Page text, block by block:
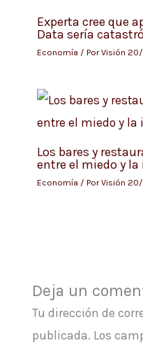
Experta cree que
Data sería
Economía / PorVisión
Los bares y
entre el miedo y
Economía / PorVisión
Deja un
Tu dirección de
publicada. Los